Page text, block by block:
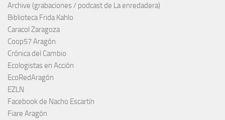
Archive (grabaciones / podcast de La enredadera)
Biblioteca Frida Kahlo
Caracol Zaragoza
Coop57 Aragón
Crónica del Cambio
Ecologistas en Acción
EcoRedAragón
EZLN
Facebook de Nacho Escartín
Fiare Aragón